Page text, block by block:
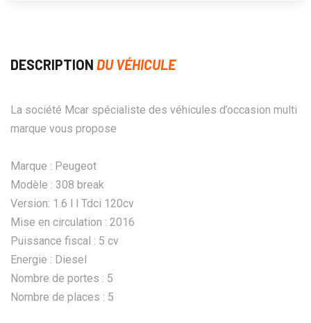
DESCRIPTION DU VÉHICULE
La société Mcar spécialiste des véhicules d’occasion multi
marque vous propose
Marque : Peugeot
Modèle : 308 break
Version: 1.6 l l Tdci 120cv
Mise en circulation : 2016
Puissance fiscal : 5 cv
Energie : Diesel
Nombre de portes : 5
Nombre de places : 5